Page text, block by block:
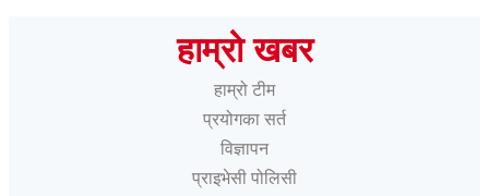
हाम्रो खबर
हाम्रो टीम
प्रयोगका सर्त
विज्ञापन
प्राइभेसी पोलिसी